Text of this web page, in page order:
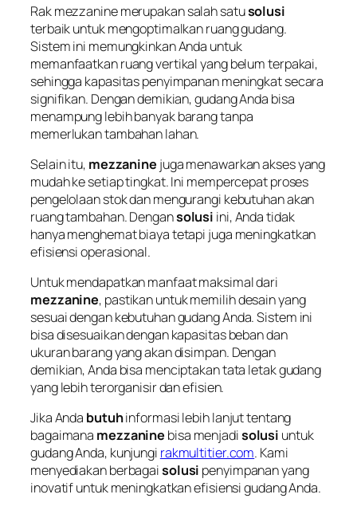
Rakmezzaninemerupakan salah satusolusi
terbaik untuk mengoptimalkan ruang gudang.
Sistem ini memungkinkan Anda untuk
memanfaatkan ruang vertikal yang belum terpakai,
sehingga kapasitas penyimpanan meningkat secara
signifikan. Dengan demikian, gudang Anda bisa
menampung lebih banyak barang tanpa
memerlukan tambahan lahan.
Selain itu, mezzanine juga menawarkan akses yang
mudah ke setiap tingkat. Ini mempercepat proses
pengelolaan stok dan mengurangi kebutuhan akan
ruang tambahan. Dengansolusi ini, Anda tidak
hanya menghemat biaya tetapi juga meningkatkan
efisiensi operasional.
Untuk mendapatkan manfaat maksimal dari
mezzanine, pastikan untuk memilih desain yang
sesuai dengan kebutuhan gudang Anda. Sistem ini
bisa disesuaikan dengan kapasitas beban dan
ukuran barang yang akan disimpan. Dengan
demikian, Anda bisa menciptakan tata letak gudang
yang lebih terorganisir dan efisien.
Jika Anda butuhinformasi lebih lanjut tentang
bagaimana mezzanine bisa menjadisolusi untuk
gudang Anda, kunjungi rakmultitier.com. Kami
menyediakan berbagaisolusi penyimpanan yang
inovatif untuk meningkatkan efisiensi gudang Anda.